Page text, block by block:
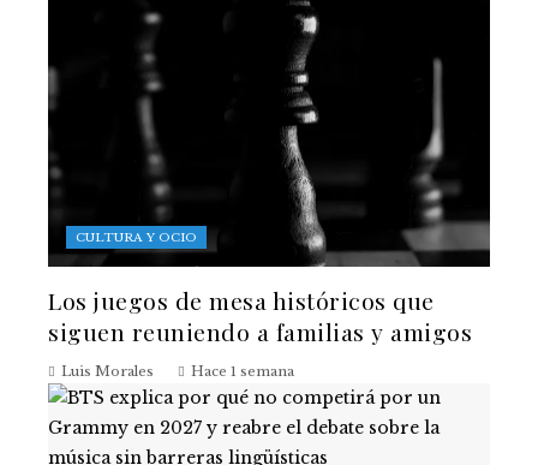
CULTURA Y OCIO
Los juegos de mesa históricos que
siguen reuniendo a familias y amigos
Luis Morales Hace 1 semana